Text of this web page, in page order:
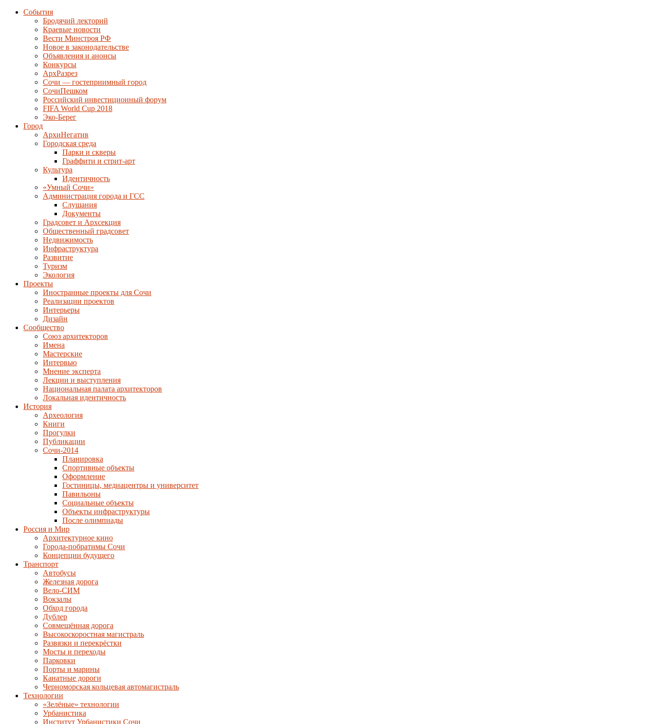
События
Бродячий лекторий
Краевые новости
Вести Минстроя РФ
Новое в законодательстве
Объявления и анонсы
Конкурсы
АрхРазрез
Сочи — гостеприимный город
СочиПешком
Российский инвестиционный форум
FIFA World Cup 2018
Эко-Берег
Город
АрхиНегатив
Городская среда
Парки и скверы
Граффити и стрит-арт
Культура
Идентичность
«Умный Сочи»
Администрация города и ГСС
Слушания
Документы
Градсовет и Архсекция
Общественный градсовет
Недвижимость
Инфраструктура
Развитие
Туризм
Экология
Проекты
Иностранные проекты для Сочи
Реализации проектов
Интерьеры
Дизайн
Сообщество
Союз архитекторов
Имена
Мастерские
Интервью
Мнение эксперта
Лекции и выступления
Национальная палата архитекторов
Локальная идентичность
История
Археология
Книги
Прогулки
Публикации
Сочи-2014
Планировка
Спортивные объекты
Оформление
Гостиницы, медиацентры и университет
Павильоны
Социальные объекты
Объекты инфраструктуры
После олимпиады
Россия и Мир
Архитектурное кино
Города-побратимы Сочи
Концепции будущего
Транспорт
Автобусы
Железная дорога
Вело-СИМ
Вокзалы
Обход города
Дублер
Совмещённая дорога
Высокоскоростная магистраль
Развязки и перекрёстки
Мосты и переходы
Парковки
Порты и марины
Канатные дороги
Черноморская кольцевая автомагистраль
Технологии
«Зелёные» технологии
Урбанистика
Институт Урбанистики Сочи